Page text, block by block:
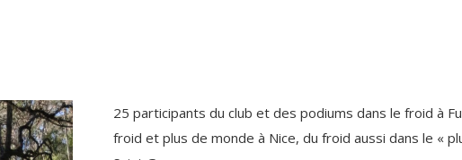
25 participants du club et des podiums dans le froid à
froid et plus de monde à Nice, du froid aussi dans le «